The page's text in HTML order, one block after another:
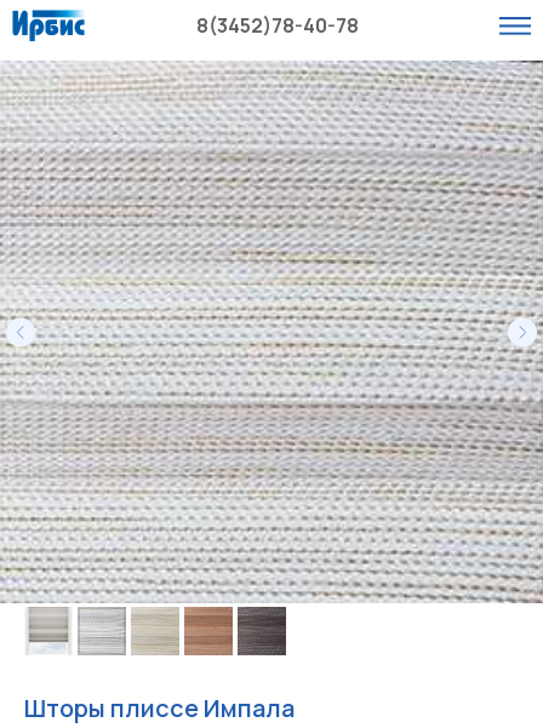
8(3452)78-40-78
Шторы плиссе Импала